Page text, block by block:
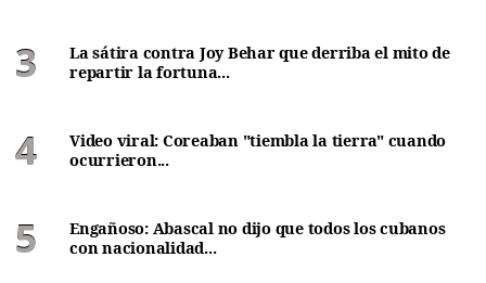
La sátira contra Joy Behar que derriba el mito de
repartir la fortuna...
Video viral: Coreaban "tiembla la tierra" cuando
ocurrieron...
Engañoso: Abascal no dijo que todos los cubanos
con nacionalidad...